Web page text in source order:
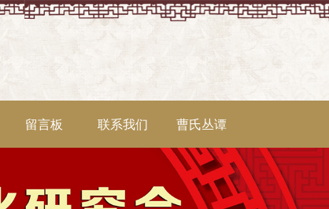
留言板 联系我们 曹氏丛谭